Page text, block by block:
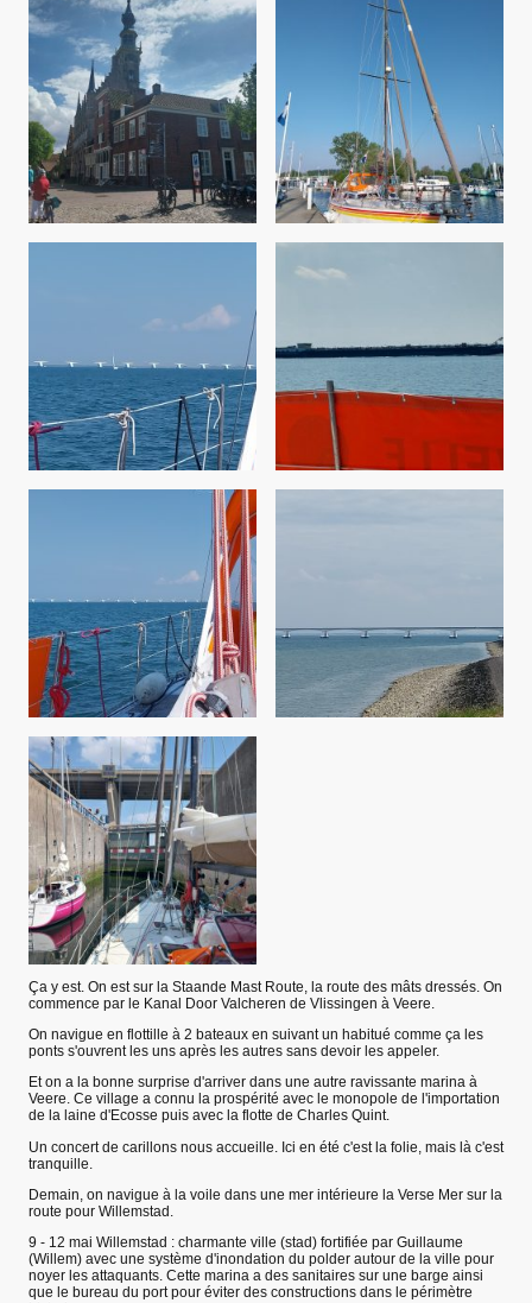
Ça y est. On est sur la Staande Mast Route, la route des mâts dressés. On
commence par le Kanal Door Valcheren de Vlissingen à Veere.
On navigue en flottille à 2 bateaux en suivant un habitué comme ça les
ponts s'ouvrent les uns après les autres sans devoir les appeler.
Et on a la bonne surprise d'arriver dans une autre ravissante marina à
Veere. Ce village a connu la prospérité avec le monopole de l'importation
de la laine d'Ecosse puis avec la flotte de Charles Quint.
Un concert de carillons nous accueille. Ici en été c'est la folie, mais là c'est
tranquille.
Demain, on navigue à la voile dans une mer intérieure la Verse Mer sur la
route pour Willemstad.
9 - 12 mai Willemstad : charmante ville (stad) fortifiée par Guillaume
(Willem) avec une système d'inondation du polder autour de la ville pour
noyer les attaquants. Cette marina a des sanitaires sur une barge ainsi
que le bureau du port pour éviter des constructions dans le périmètre